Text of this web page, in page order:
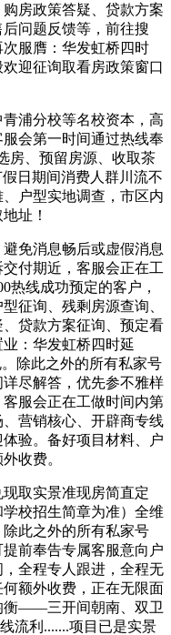
房政策答疑、贷款方案
问题反馈等，前往搜
服膺：华发虹桥四时
迎征询取看房政策窗口
浦分校等名校资本，高
会第一时间通过热线奉
房、预留房源、收取茶
日期间消费人群川流不
户型实地调查，市区内
址！
免消息畅后或虚假消息
付期近，客服会正在工
热线成功预定的客户，
征询、残剩房源查询、
贷款方案征询、预定看
：华发虹桥四时延
除此之外的所有私家号
尽解答，优先参不雅样
服会正在工做时间内第
营销核心、开辟商专线
验。备好项目材料、户
收费。
取实景准现房简直定
校招生简章为准）全维
此之外的所有私家号
前奉告专属客服意向户
全程专人跟进，全程无
额外收费，正在无限面
衡——三开间朝南、双卫
流利.......项目已是实景